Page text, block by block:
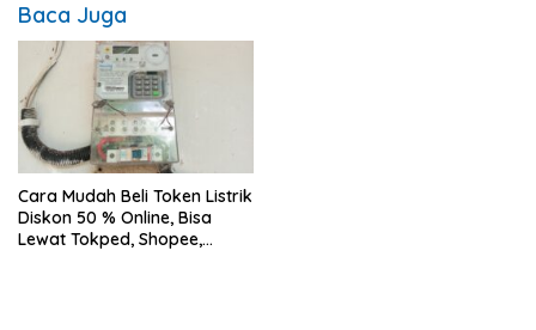
Baca Juga
Cara Mudah Beli Token Listrik
Diskon 50 % Online, Bisa
Lewat Tokped, Shopee,